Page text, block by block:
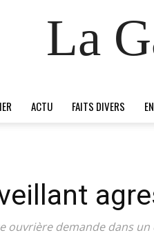
La
ACTU FAITS DIVERS
ouvrière demande dans